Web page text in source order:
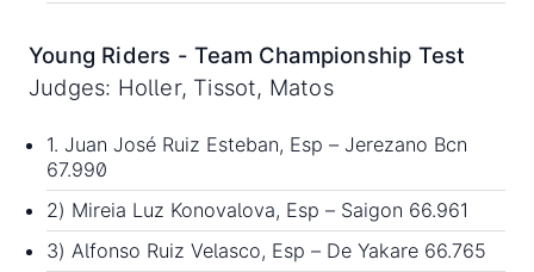
Young Riders - Team Championship Test
Judges: Holler, Tissot, Matos
1. Juan José Ruiz Esteban, Esp – Jerezano Bcn
67.990
2) Mireia Luz Konovalova, Esp – Saigon 66.961
3) Alfonso Ruiz Velasco, Esp – De Yakare 66.765